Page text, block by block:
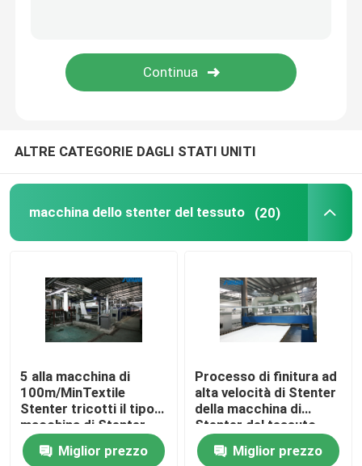
Rilassi la macchina più asciutta
ALTRE CATEGORIE DAGLI STATI UNITI
macchina dello stenter del tessuto (20)
5 alla macchina di
100m/MinTextile
Stenter tricotti il tipo
macchina di Stenter
dell'aria calda del
vaporeMiglior prezzo
Processo di finitura ad
alta velocità di Stenter
della macchina di
Stenter del tessuto
dell'olio termico del
poliestereMiglior prezzo